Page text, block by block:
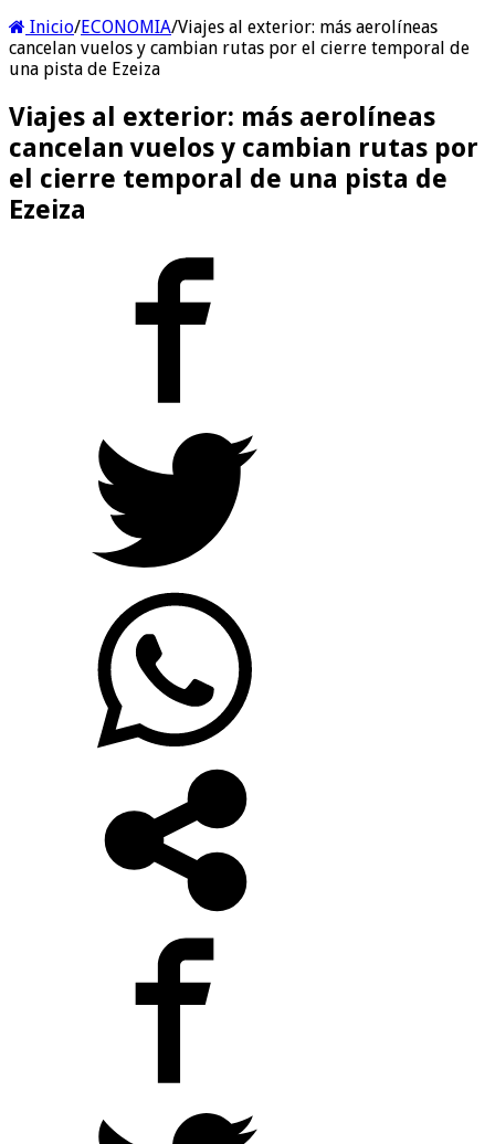
Inicio/ECONOMIA/Viajes al exterior: más aerolíneas
cancelan vuelos y cambian rutas por el cierre temporal de
una pista de Ezeiza
Viajes al exterior: más aerolíneas
cancelan vuelos y cambian rutas por
el cierre temporal de una pista de
Ezeiza